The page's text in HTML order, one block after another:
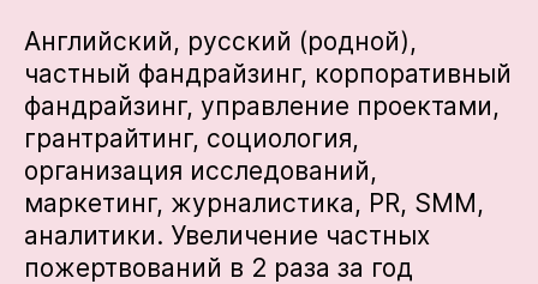
Английский, русский (родной),
частный фандрайзинг, корпоративный
фандрайзинг, управление проектами,
грантрайтинг, социология,
организация исследований,
маркетинг, журналистика, PR, SMM,
аналитики. Увеличение частных
пожертвований в 2 раза за год